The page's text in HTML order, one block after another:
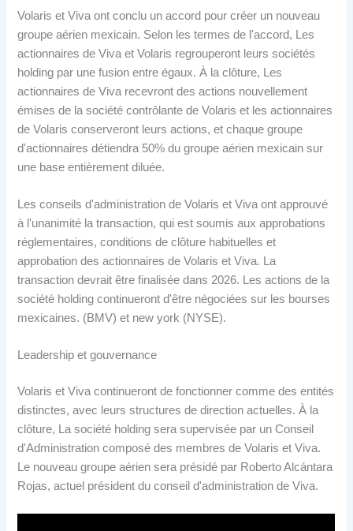
Volaris et Viva ont conclu un accord pour créer un nouveau
groupe aérien mexicain. Selon les termes de l'accord, Les
actionnaires de Viva et Volaris regrouperont leurs sociétés
holding par une fusion entre égaux. À la clôture, Les
actionnaires de Viva recevront des actions nouvellement
émises de la société contrôlante de Volaris et les actionnaires
de Volaris conserveront leurs actions, et chaque groupe
d'actionnaires détiendra 50% du groupe aérien mexicain sur
une base entièrement diluée.
Les conseils d'administration de Volaris et Viva ont approuvé
à l'unanimité la transaction, qui est soumis aux approbations
réglementaires, conditions de clôture habituelles et
approbation des actionnaires de Volaris et Viva. La
transaction devrait être finalisée dans 2026. Les actions de la
société holding continueront d'être négociées sur les bourses
mexicaines. (BMV) et new york (NYSE).
Leadership et gouvernance
Volaris et Viva continueront de fonctionner comme des entités
distinctes, avec leurs structures de direction actuelles. À la
clôture, La société holding sera supervisée par un Conseil
d'Administration composé des membres de Volaris et Viva.
Le nouveau groupe aérien sera présidé par Roberto Alcántara
Rojas, actuel président du conseil d'administration de Viva.